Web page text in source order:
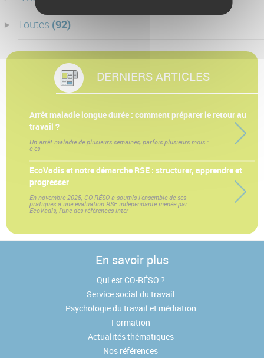
Toutes (92)
DERNIERS ARTICLES
Arrêt maladie longue durée : comment préparer le retour au
travail ?
Un arrêt maladie de plusieurs semaines, parfois plusieurs mois :
c'es
EcoVadis et notre démarche RSE : structurer, apprendre et
progresser
En novembre 2025, CO-RÉSO a soumis l'ensemble de ses
pratiques à une évaluation RSE indépendante menée par
EcoVadis, l'une des références inter
En savoir plus
Qui est CO-RÉSO ?
Service social du travail
Psychologie du travail et médiation
Formation
Actualités thématiques
Nos références